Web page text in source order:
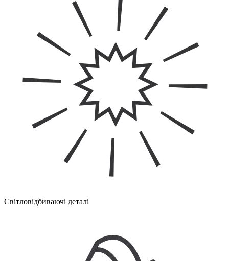
Світловідбиваючі деталі